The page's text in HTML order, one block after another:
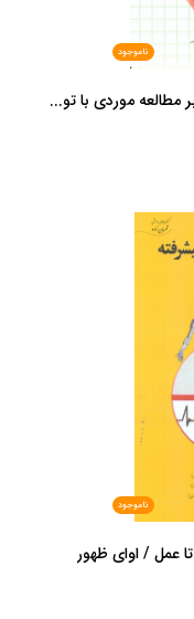
ناموجود
مطالعه موردی با تو...
ناموجود
عمل / اوای ظهور